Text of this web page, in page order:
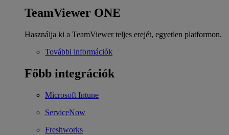
TeamViewer ONE
Használja ki a TeamViewer teljes erejét, egyetlen platformon.
További információk
Főbb integrációk
Microsoft Intune
ServiceNow
Freshworks